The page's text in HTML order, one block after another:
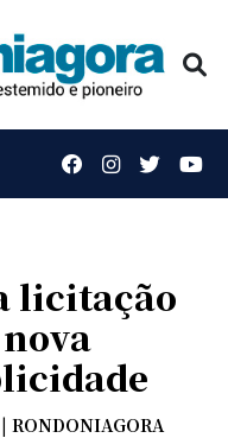
licitação
RONDONIAGORA